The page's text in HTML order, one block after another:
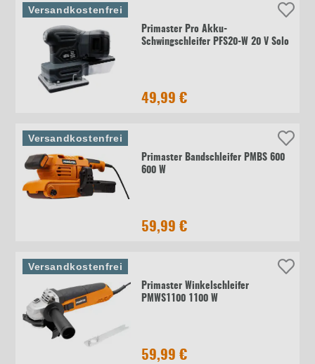
Primaster Pro Akku-
Schwingschleifer PFS20-W 20 V Solo
49,99 €
Versandkostenfrei
Primaster Bandschleifer PMBS 600
600 W
59,99 €
Versandkostenfrei
Primaster Winkelschleifer
PMWS1100 1100 W
59,99 €
Versandkostenfrei